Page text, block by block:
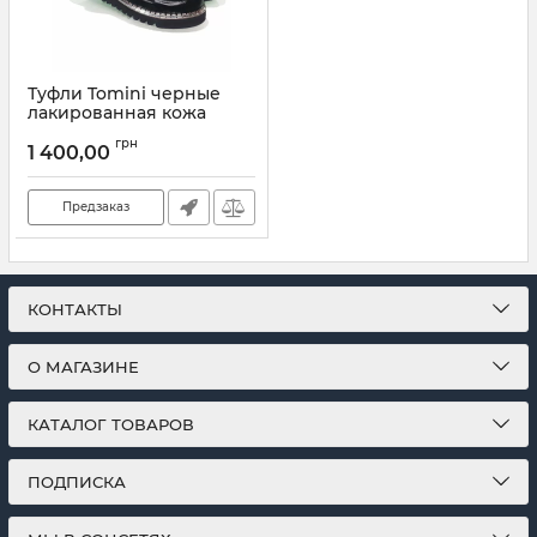
Туфли Tomini черные
лакированная кожа
Артикул: 610.01 (29-36)
1 400,00 грн
Предзаказ
КОНТАКТЫ
О МАГАЗИНЕ
КАТАЛОГ ТОВАРОВ
ПОДПИСКА